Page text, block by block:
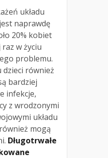
układu
naprawdę
20% kobiet
w życiu
problemu.
dzieci również
bardziej
infekcje,
z wrodzonymi
układu
mogą
Długotrwałe